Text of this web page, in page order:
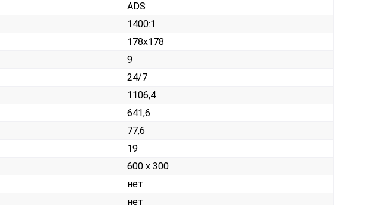
ADS
1400:1
178x178
9
24/7
1106,4
641,6
77,6
19
600 х 300
нет
нет